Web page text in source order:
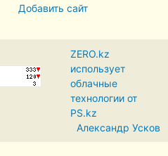
Добавить сайт
ZERO.kz
использует
облачные
технологии от
PS.kz
Александр Усков